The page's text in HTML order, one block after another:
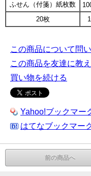
ふせん（付箋）紙枚数
20枚
この商品について問
この商品を友達に教
買い物を続ける
Yahoo!ブックマー
はてなブックマー
前の商品へ